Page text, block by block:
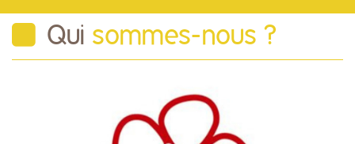
Qui sommes-nous ?